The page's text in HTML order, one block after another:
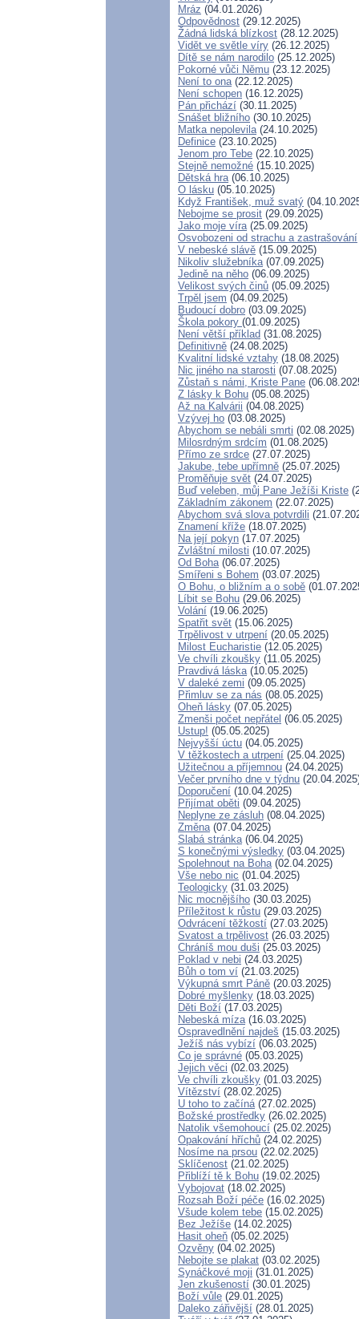
Mráz (04.01.2026)
Odpovědnost (29.12.2025)
Žádná lidská blízkost (28.12.2025)
Vidět ve světle víry (26.12.2025)
Dítě se nám narodilo (25.12.2025)
Pokorné vůči Němu (23.12.2025)
Není to ona(22.12.2025)
Není schopen (16.12.2025)
Pán přichází (30.11.2025)
Snášet bližního (30.10.2025)
Matka nepolevila(24.10.2025)
Definice (23.10.2025)
Jenom pro Tebe (22.10.2025)
Stejně nemožné (15.10.2025)
Dětská hra(06.10.2025)
O lásku (05.10.2025)
Když František, muž svatý
Nebojme se prosit (29.09.2025)
Jako moje víra(25.09.2025)
Osvobozeni od strachu a zastrašování
V nebeské slávě (15.09.2025)
Nikoliv služebníka(07.09.2025)
Jedině na něho (06.09.2025)
Velikost svých činů (05.09.2025)
Trpěl jsem (04.09.2025)
Budoucí dobro (03.09.2025)
Škola pokory (01.09.2025)
Není větší příklad (31.08.2025)
Definitivně (24.08.2025)
Kvalitní lidské vztahy (18.08.2025)
Nic jiného na starosti (07.08.2025)
Zůstaň s námi, Kriste Pane
Z lásky k Bohu (05.08.2025)
Až na Kalvárii (04.08.2025)
Vzývej ho (03.08.2025)
Abychom se nebáli smrti (02.08.2025)
Milosrdným srdcím (01.08.2025)
Přímo ze srdce (27.07.2025)
Jakube, tebe upřímně (25.07.2025)
Proměňuje svět (24.07.2025)
Buď veleben, můj Pane Ježíši Kriste
Základním zákonem (22.07.2025)
Abychom svá slova potvrdili
Znamení kříže (18.07.2025)
Na její pokyn (17.07.2025)
Zvláštní milosti (10.07.2025)
Od Boha(06.07.2025)
Smířeni s Bohem (03.07.2025)
O Bohu, o bližním a o sobě
Líbit se Bohu (29.06.2025)
Volání (19.06.2025)
Spatřit svět (15.06.2025)
Trpělivost v utrpení (20.05.2025)
Milost Eucharistie (12.05.2025)
Ve chvíli zkoušky (11.05.2025)
Pravdivá láska(10.05.2025)
V daleké zemi (09.05.2025)
Přimluv se za nás (08.05.2025)
Oheň lásky (07.05.2025)
Zmenši počet nepřátel (06.05.2025)
Ustup! (05.05.2025)
Nejvyšší úctu (04.05.2025)
V těžkostech a utrpení (25.04.2025)
Užitečnou a příjemnou (24.04.2025)
Večer prvního dne v týdnu
Doporučení (10.04.2025)
Přijímat oběti (09.04.2025)
Neplyne ze zásluh (08.04.2025)
Změna(07.04.2025)
Slabá stránka(06.04.2025)
S konečnými výsledky (03.04.2025)
Spolehnout na Boha(02.04.2025)
Vše nebo nic (01.04.2025)
Teologicky (31.03.2025)
Nic mocnějšího (30.03.2025)
Příležitost k růstu (29.03.2025)
Odvrácení těžkostí (27.03.2025)
Svatost a trpělivost (26.03.2025)
Chráníš mou duši (25.03.2025)
Poklad v nebi (24.03.2025)
Bůh o tom ví (21.03.2025)
Výkupná smrt Páně (20.03.2025)
Dobré myšlenky (18.03.2025)
Děti Boží (17.03.2025)
Nebeská míza(16.03.2025)
Ospravedlnění najdeš (15.03.2025)
Ježíš nás vybízí (06.03.2025)
Co je správné (05.03.2025)
Jejich věci (02.03.2025)
Ve chvíli zkoušky (01.03.2025)
Vítězství (28.02.2025)
U toho to začíná(27.02.2025)
Božské prostředky (26.02.2025)
Natolik všemohoucí (25.02.2025)
Opakování hříchů (24.02.2025)
Nosíme na prsou (22.02.2025)
Sklíčenost (21.02.2025)
Přiblíží tě k Bohu (19.02.2025)
Vybojovat (18.02.2025)
Rozsah Boží péče (16.02.2025)
Všude kolem tebe (15.02.2025)
Bez Ježíše (14.02.2025)
Hasit oheň (05.02.2025)
Ozvěny (04.02.2025)
Nebojte se plakat (03.02.2025)
Synáčkové moji (31.01.2025)
Jen zkušeností (30.01.2025)
Boží vůle (29.01.2025)
Daleko zářivější (28.01.2025)